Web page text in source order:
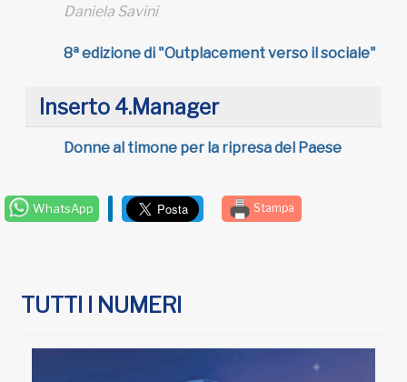
Daniela Savini
8ª edizione di "Outplacement verso il sociale"
Inserto 4.Manager
Donne al timone per la ripresa del Paese
WhatsApp Stampa
TUTTI I NUMERI